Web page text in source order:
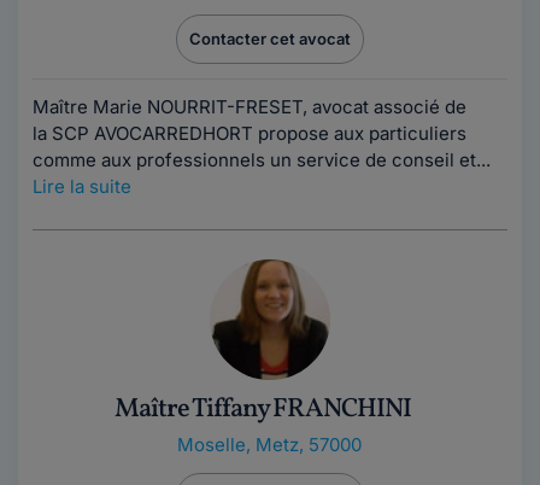
Contacter cet avocat
Maître Marie NOURRIT-FRESET, avocat associé de
la SCP AVOCARREDHORT propose aux particuliers
comme aux professionnels un service de conseil et...
Lire la suite
Maître Tiffany FRANCHINI
Moselle, Metz, 57000